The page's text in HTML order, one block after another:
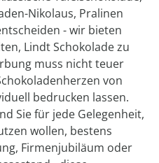
Nikolaus, Pralinen
- wir bieten
Lindt Schokolade zu
muss nicht teuer
von
bedrucken lassen.
Sie für jede Gelegenheit,
wollen, bestens
Firmenjubiläum oder